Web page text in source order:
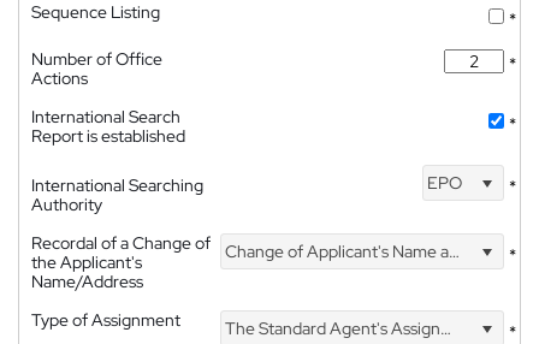
Sequence Listing
*
Number of Office
Actions
*
International Search
Report is established
*
International Searching
Authority
EPO *
Recordal of a Change of
the Applicant's
Name/Address
Change of Applicant's Name and Address *
Type of Assignment The Standard Agent's Assignment
*